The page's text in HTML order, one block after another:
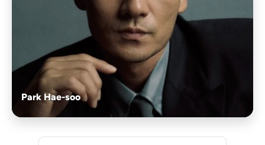
Park Hae-soo